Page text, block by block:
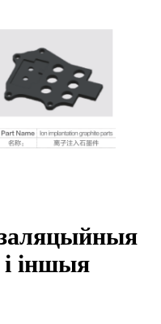
іншыя